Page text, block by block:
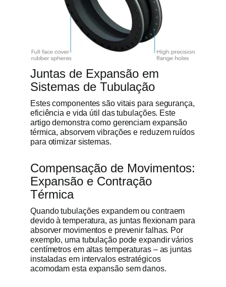
Juntas de Expansão em
Sistemas de Tubulação
Estes componentes são vitais para segurança,
eficiência e vida útil das tubulações. Este
artigo demonstra como gerenciam expansão
térmica, absorvem vibrações e reduzem ruídos
para otimizar sistemas.
Compensação de Movimentos:
Expansão e Contração
Térmica
Quando tubulações expandem ou contraem
devido à temperatura, as juntas flexionam para
absorver movimentos e prevenir falhas. Por
exemplo, uma tubulação pode expandir vários
centímetros em altas temperaturas – as juntas
instaladas em intervalos estratégicos
acomodam esta expansão sem danos.